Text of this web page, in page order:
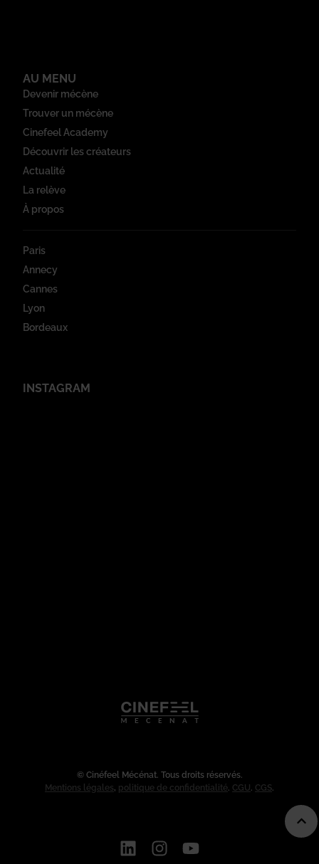
AU MENU
Devenir mécène
Trouver un mécène
Cinefeel Academy
Découvrir les créateurs
Actualité
La relève
À propos
Paris
Annecy
Cannes
Lyon
Bordeaux
INSTAGRAM
© Cinéfeel Mécénat. Tous droits réservés.
Mentions légales, politique de confidentialité. CGU. CGS.